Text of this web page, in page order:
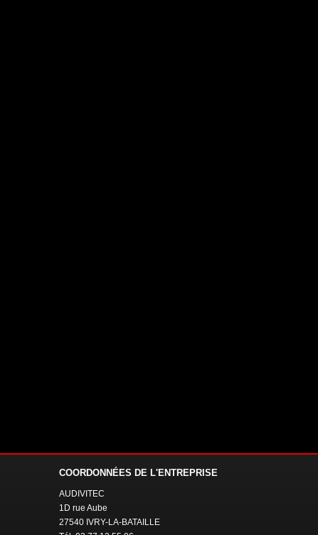
COORDONNÉES DE L'ENTREPRISE
AUDIVITEC
1D rue Aube
27540 IVRY-LA-BATAILLE